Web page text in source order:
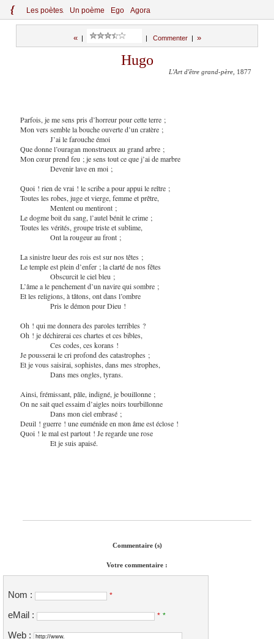
{ Les poètes Un poème Ego Agora
«| Commenter| »
Hugo
L'Art d'être grand-père , 1877
Parfois, je me sens pris d’horreur pour cette terre ;
Mon vers semble la bouche ouverte d’un cratère ;
J’ai le farouche émoi
Que donne l’ouragan monstrueux au grand arbre ;
Mon cœur prend feu ; je sens tout ce que j’ai de marbre
Devenir lave en moi ;
Quoi ! rien de vrai ! le scribe a pour appui le reître ;
Toutes les robes, juge et vierge, femme et prêtre,
Mentent ou mentiront ;
Le dogme boit du sang, l’autel bénit le crime ;
Toutes les vérités, groupe triste et sublime,
Ont la rougeur au front ;
La sinistre lueur des rois est sur nos têtes ;
Le temple est plein d’enfer ; la clarté de nos fêtes
Obscurcit le ciel bleu ;
L’âme a le penchement d’un navire qui sombre ;
Et les religions, à tâtons, ont dans l’ombre
Pris le démon pour Dieu !
Oh ! qui me donnera des paroles terribles ?
Oh ! je déchirerai ces chartes et ces bibles,
Ces codes, ces korans !
Je pousserai le cri profond des catastrophes ;
Et je vous saisirai, sophistes, dans mes strophes,
Dans mes ongles, tyrans.
Ainsi, frémissant, pâle, indigné, je bouillonne ;
On ne sait quel essaim d’aigles noirs tourbillonne
Dans mon ciel embrasé ;
Deuil ! guerre ! une euménide en mon âme est éclose !
Quoi ! le mal est partout ! Je regarde une rose
Et je suis apaisé.
Commentaire (s)
Votre commentaire :
Nom : *
eMail : * *
Web :